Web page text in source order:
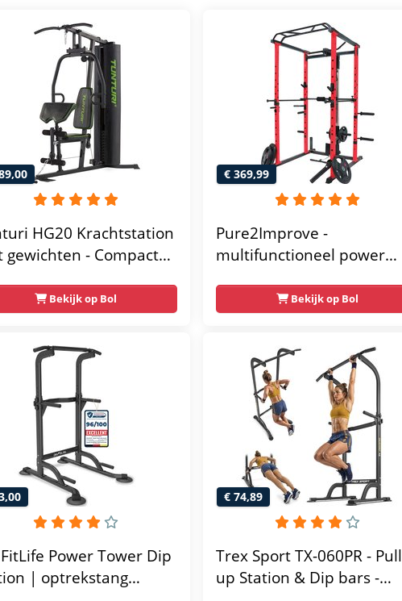
HG20 Krachtstation
gewichten - Compacte
krachtstation voor
- Compact en
- Incl.
fitness app
Bekijk op Bol
€ 369,99
Pure2Improve -
multifunctioneel power
gym - 215x111x142
Bekijk op Bol
Power Tower Dip
| optrekstang
€ 74,89
Trex Sport TX-060PR - Pull
up Station & Dip bars -